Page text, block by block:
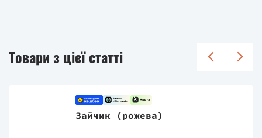
Товари з цієї статті
Зайчик (рожева)